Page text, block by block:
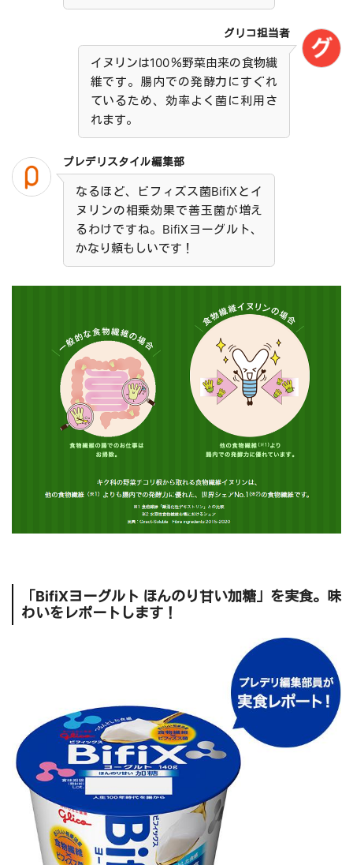
グリコ担当者
イヌリンは100％野菜由来の食物繊
維です。腸内での発酵力にすぐれ
ているため、効率よく菌に利用さ
れます。
プレデリスタイル編集部
なるほど、ビフィズス菌BifiXとイ
ヌリンの相乗効果で善玉菌が増え
るわけですね。BifiXヨーグルト、
かなり頼もしいです！
「BifiXヨーグルト ほんのり甘い加糖」を実食。味
わいをレポートします！